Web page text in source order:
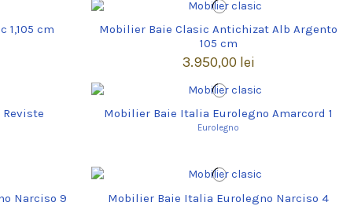
1,105 cm
Mobilier Baie Clasic Antichizat Alb Argento
105 cm
3.950,00 lei
Mobilier Baie Italia Eurolegno Amarcord 1
Eurolegno
Narciso 9 Mobilier Baie Italia Eurolegno Narciso 4